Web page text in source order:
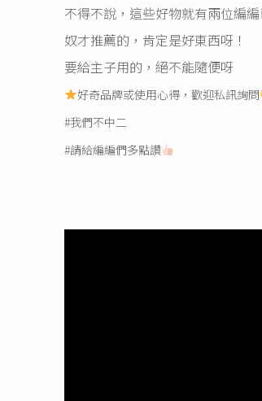
不得不說，這些好物就有兩位編編
奴才推薦的，肯定是好東西呀！
要給主子用的，絕不能隨便呀
好奇品牌或使用心得，歡迎私訊詢問
#我們不中二
#請給編編們多點讚